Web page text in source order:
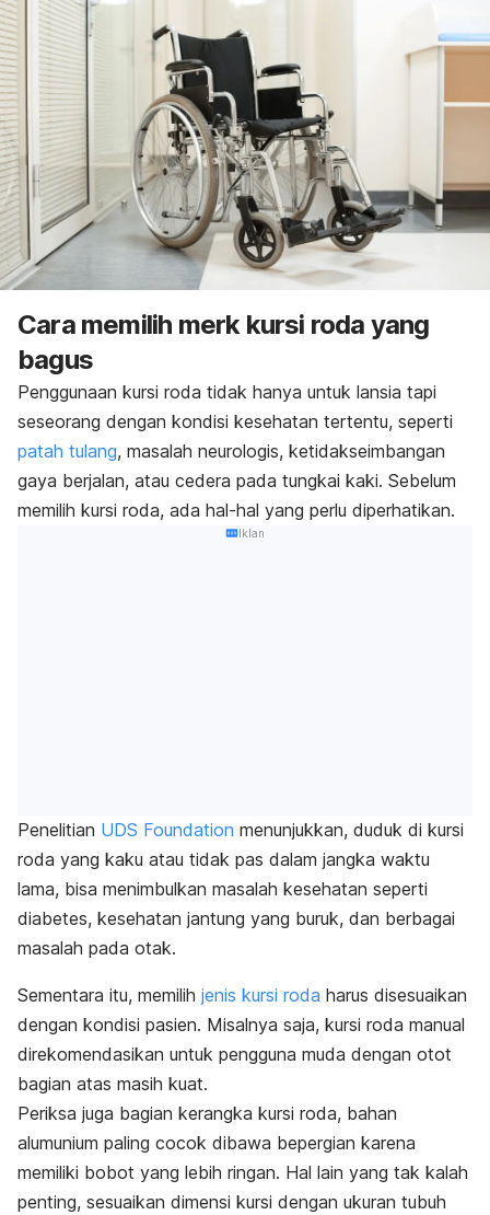
Cara memilih merk kursi roda yang
bagus
Penggunaan kursi roda tidak hanya untuk lansia tapi
seseorang dengan kondisi kesehatan tertentu, seperti
patah tulang, masalah neurologis, ketidakseimbangan
gaya berjalan, atau cedera pada tungkai kaki. Sebelum
memilih kursi roda, ada hal-hal yang perlu diperhatikan.
Iklan
Penelitian UDS Foundation menunjukkan, duduk di kursi
roda yang kaku atau tidak pas dalam jangka waktu
lama, bisa menimbulkan masalah kesehatan seperti
diabetes, kesehatan jantung yang buruk, dan berbagai
masalah pada otak.
Sementara itu, memilih jenis kursi roda harus disesuaikan
dengan kondisi pasien. Misalnya saja, kursi roda manual
direkomendasikan untuk pengguna muda dengan otot
bagian atas masih kuat.
Periksa juga bagian kerangka kursi roda, bahan
alumunium paling cocok dibawa bepergian karena
memiliki bobot yang lebih ringan. Hal lain yang tak kalah
penting, sesuaikan dimensi kursi dengan ukuran tubuh